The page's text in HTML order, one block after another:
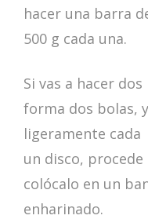
hacer una barra
500 g cada una.
Si vas a hacer
forma dos bolas,
ligeramente
un disco,
colócalo en un
enharinado.